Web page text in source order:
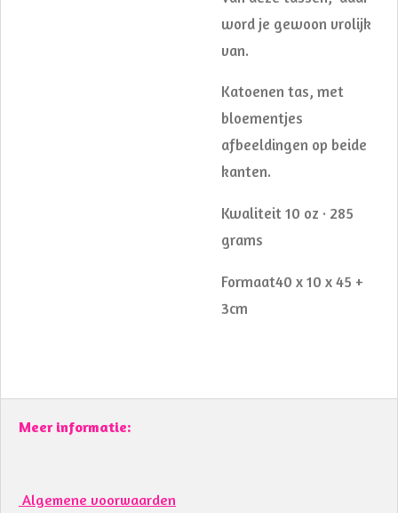
word je gewoon vrolijk
van.
Katoenen tas, met
bloementjes
afbeeldingen op beide
kanten.
Kwaliteit 10 oz · 285
grams
Formaat40 x 10 x 45 +
3cm
Meer informatie:
Algemene voorwaarden